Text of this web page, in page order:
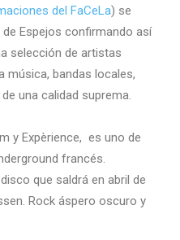
del FaCeLa) se
Espejos confirmando así
selección de artistas
música, bandas locales,
una calidad suprema.
y Expèrience, es uno de
francés.
que saldrá en abril de
Rock áspero oscuro y